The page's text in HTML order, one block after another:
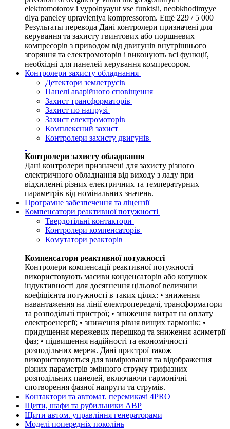
elektromotorov i vypolnyayut vse funktsii, neobkhodimyye
dlya paneley upravleniya kompressorom. Ещё 229 / 5 000
Результаты перевода Дані контролери призначені для
керування та захисту гвинтових або поршневих
компресорів з приводом від двигунів внутрішнього
згоряння та електромоторів і виконують всі функції,
необхідні для панелей керування компресором.
Контролери захисту обладнання
Детектори землетрусів
Панелі аварійного сповіщення
Захист трансформаторів
Захист по напрузі
Захист електромоторів
Комплексний захист
Контролери захисту двигунів
Контролери захисту обладнання
Дані контролери призначені для захисту різного
електричного обладнання від виходу з ладу при
відхиленні різних електричних та температурних
параметрів від номінальних значень.
Програмне забезпечення та ліцензії
Компенсатори реактивної потужності
Твердотільні контактори
Контролери компенсаторів
Комутатори реакторів
Компенсатори реактивної потужності
Контролери компенсації реактивної потужності
використовують масиви конденсаторів або котушок
індуктивності для досягнення цільової величини
коефіцієнта потужності в таких цілях: • зниження
навантаження на лінії електропередачі, трансформатори
та розподільні пристрої; • зниження витрат на оплату
електроенергії; • зниження рівня вищих гармонік; •
придушення мережевих перешкод та зниження асиметрії
фаз; • підвищення надійності та економічності
розподільних мереж. Дані пристрої також
використовуються для вимірювання та відображення
різних параметрів змінного струму трифазних
розподільних панелей, включаючи гармонічні
спотворення фазної напруги та струмів.
Контактори та автомат. перемикачі 4PRO
Щити, шафи та рубильники АВР
Щити автом. управління генераторами
Моделі попередніх поколінь